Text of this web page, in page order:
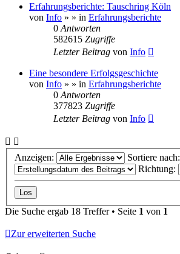
Erfahrungsberichte: Tauschring Köln
von Info » » in Erfahrungsberichte
0 Antworten
582615 Zugriffe
Letzter Beitrag von Info
Eine besondere Erfolgsgeschichte
von Info » » in Erfahrungsberichte
0 Antworten
377823 Zugriffe
Letzter Beitrag von Info
Anzeigen:
Sortiere nach:
Richtung:
Die Suche ergab 18 Treffer • Seite 1 von 1
Zur erweiterten Suche